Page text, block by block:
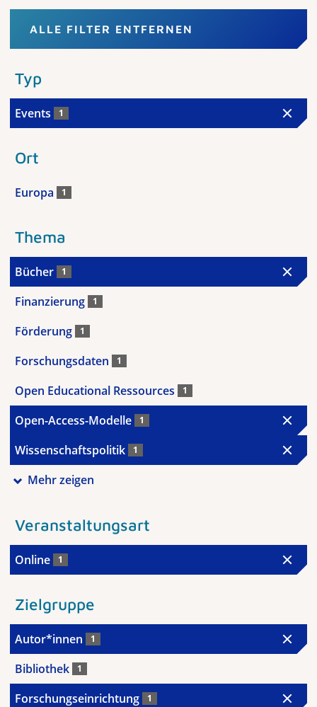
ALLE FILTER ENTFERNEN
Typ
Events 1
Ort
Europa 1
Thema
Bücher 1
Finanzierung 1
Förderung 1
Forschungsdaten 1
Open Educational Ressources 1
Open-Access-Modelle 1
Wissenschaftspolitik 1
Mehr zeigen
Veranstaltungsart
Online 1
Zielgruppe
Autor*innen 1
Bibliothek 1
Forschungseinrichtung 1